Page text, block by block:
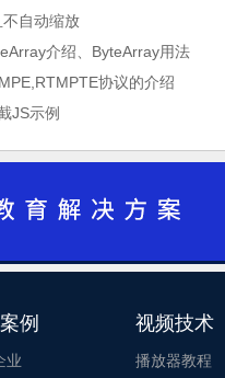
自动缩放
介绍、ByteArray用法
协议的介绍
JS示例
例
业
视频技术
播放器教程